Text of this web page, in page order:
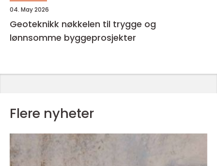
04. May 2026
Geoteknikk nøkkelen til trygge og
lønnsomme byggeprosjekter
Flere nyheter